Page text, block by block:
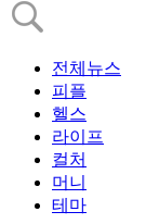
전체뉴스
피플
헬스
라이프
컬처
머니
테마